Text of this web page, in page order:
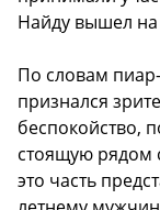
Найду вышел
По словам
признался
беспокойство,
стоящую рядом
это часть